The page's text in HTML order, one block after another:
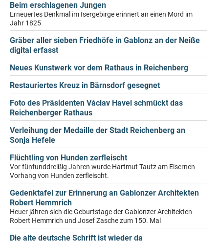
Beim erschlagenen Jungen
Erneuertes Denkmal im Isergebirge erinnert an einen Mord im
Jahr 1825
Gräber aller sieben Friedhöfe in Gablonz an der Neiße
digital erfasst
Neues Kunstwerk vor dem Rathaus in Reichenberg
Restauriertes Kreuz in Bärnsdorf gesegnet
Foto des Präsidenten Václav Havel schmückt das
Reichenberger Rathaus
Verleihung der Medaille der Stadt Reichenberg an
Sonja Hefele
Flüchtling von Hunden zerfleischt
Vor fünfunddreißig Jahren wurde Hartmut Tautz am Eisernen
Vorhang von Hunden zerfleischt.
Gedenktafel zur Erinnerung an Gablonzer Architekten
Robert Hemmrich
Heuer jähren sich die Geburtstage der Gablonzer Architekten
Robert Hemmrich und Josef Zasche zum 150. Mal
Die alte deutsche Schrift ist wieder da